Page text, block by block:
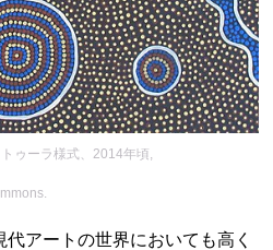
ゥーラ様式、2014年頃,
アートの世界においても高く